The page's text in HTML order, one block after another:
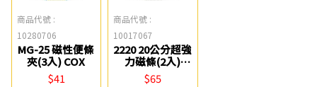
商品代號 :
10280706
MG-25 磁性便條
夾(3入) COX
$41
商品代號 :
10017067
2220 20公分超強
力磁條(2入)
success
$65